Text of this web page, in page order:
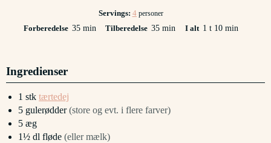
Servings: 4 personer
Forberedelse 35minutter
min Tilberedelse 35minutter
min I alt 1 time
t 10minutter
min
Ingredienser
1 stk tærtedej
5 gulerødder (store og evt. i flere farver)
5 æg
1½ dl fløde (eller mælk)